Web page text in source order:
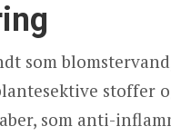
som
stoffer
som anti-